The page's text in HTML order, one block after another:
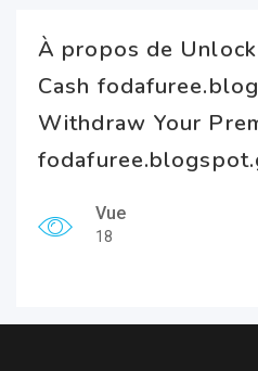
À propos de
Cash
Withdraw Your
Vue
18